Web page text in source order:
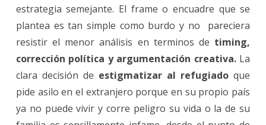
estrategia semejante. El frame o encuadre que se
plantea es tan simple como burdo y no pareciera
resistir el menor análisis en terminos de timing,
corrección política y argumentación creativa.La
clara decisión de estigmatizar al refugiado que
pide asilo en el extranjero porque en su propio país
ya no puede vivir y corre peligro su vida o la de su